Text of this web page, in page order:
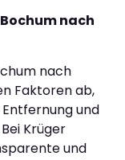
nach
nach
Faktoren ab,
und
Krüger
und